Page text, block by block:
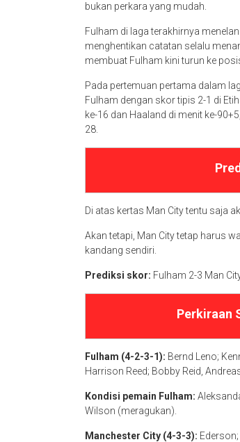
bukan perkara yang mudah.
Fulham di laga terakhirnya
menghentikan catatan selalu
membuat Fulham kini turun ke
Pada pertemuan pertama dalam
Fulham dengan skor tipis 2-1 di
ke-16 dan Haaland di menit ke-
28.
Di atas kertas Man City tentu saja
Akan tetapi, Man City tetap harus
kandang sendiri.
Prediksi skor: Fulham 2-3 Man
Perkiraan
Fulham (4-2-3-1): Bernd Leno;
Harrison Reed; Bobby Reid,
Kondisi pemain Fulham:
Wilson (meragukan).
Manchester City (4-3-3):